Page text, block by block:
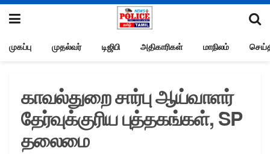
முகப்பு முதல்வர் டிஜிபி அதிகாரிகள் மாநிலம்
காவல்துறை சார்பு ஆய்வாளர்
தேர்வுக்குரிய புத்தகங்கள், SP
தலைமை